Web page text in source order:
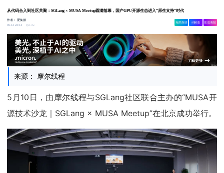
从代码合入到社区共聚：SGLang × MUSA Meetup圆满落幕，国产GPU开源生态进入“原生支持”时代
作者：爱集微
05-12 22:14
2.4w
相关舆情 AI解读 生成海报
来源： 摩尔线程
5月10日，由摩尔线程与SGLang社区联合主办的“MUSA开
源技术沙龙｜SGLang × MUSA Meetup”在北京成功举行。